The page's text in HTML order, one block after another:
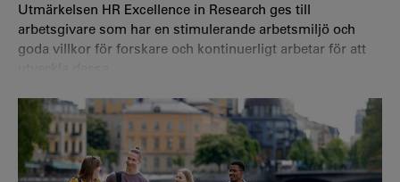
Utmärkelsen HR Excellence in Research ges till
arbetsgivare som har en stimulerande arbetsmiljö och
goda villkor för forskare och kontinuerligt arbetar för att